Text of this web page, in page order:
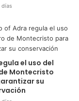
días
el uso del
Montecristo
su